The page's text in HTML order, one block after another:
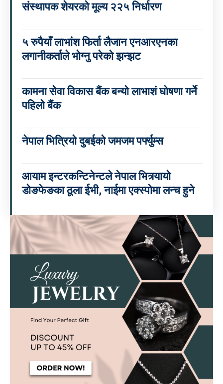
संस्थापक शेयरको मूल्य २२५ निर्धारण
५ रुपैयाँ लाभांश फिर्ता लैजान एनआरएनका
लगानीकर्ताले भोग्नु परेको झन्झट
कामना सेवा विकास बैंक बन्यो लाभाशं घोषणा गर्ने
पहिलो बैंक
नेपाल भित्रियो दुबईको जमजम पर्फ्युम्स
आयाम इन्टरकन्टिनेन्टले नेपाल भित्र्यायो
डोङफेङका ठूला ईभी, नाईमा एक्स्पोमा लन्च हुने